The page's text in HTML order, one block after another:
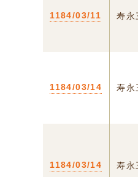
1184/03/11 寿永
1184/03/14 寿永
1184/03/14 寿永